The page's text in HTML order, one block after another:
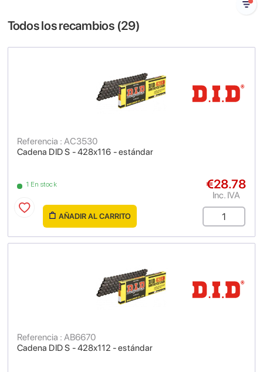
Todos los recambios (29)
Cadena DID S - 428x116 - estándar
Referencia : AC3530
1 En stock €28.78
Inc. IVA
AÑADIR AL CARRITO
Cadena DID S - 428x112 - estándar
Referencia : AB6670